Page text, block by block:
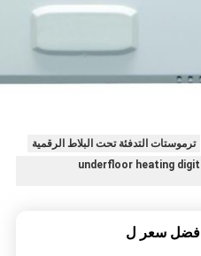
ترموستات التدفئة تحت البلاط الرقمية
underfloor heating
سعر ل